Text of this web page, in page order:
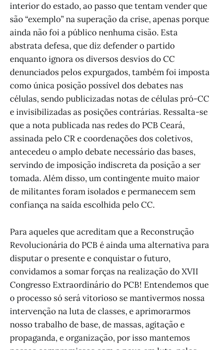
interior do estado, ao passo que tentam vender que
são “exemplo” na superação da crise, apenas porque
ainda não foi a público nenhuma cisão. Esta
abstrata defesa, que diz defender o partido
enquanto ignora os diversos desvios do CC
denunciados pelos expurgados, também foi imposta
como única posição possível dos debates nas
células, sendo publicizadas notas de células pró-CC
e invisibilizadas as posições contrárias. Ressalta-se
que a nota publicada nas redes do PCB Ceará,
assinada pelo CR e coordenações dos coletivos,
antecedeu o amplo debate necessário das bases,
servindo de imposição indiscreta da posição a ser
tomada. Além disso, um contingente muito maior
de militantes foram isolados e permanecem sem
confiança na saída escolhida pelo CC.
Para aqueles que acreditam que a Reconstrução
Revolucionária do PCB é ainda uma alternativa para
disputar o presente e conquistar o futuro,
convidamos a somar forças na realização do XVII
Congresso Extraordinário do PCB! Entendemos que
o processo só será vitorioso se mantivermos nossa
intervenção na luta de classes, e aprimorarmos
nosso trabalho de base, de massas, agitação e
propaganda, e organização, por isso mantemos